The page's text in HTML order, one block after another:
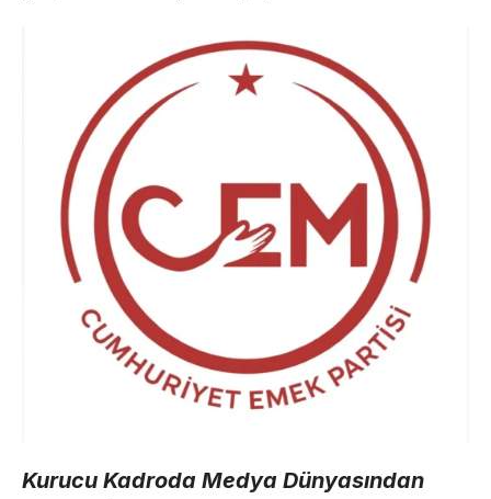
Kurucu Kadroda Medya Dünyasından